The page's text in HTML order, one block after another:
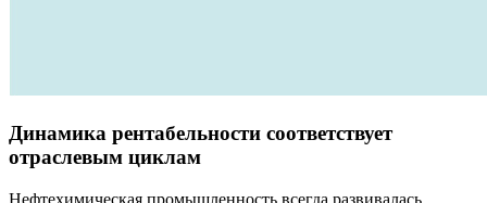
Динамика рентабельности соответствует
отраслевым циклам
Нефтехимическая промышленность всегда развивалась